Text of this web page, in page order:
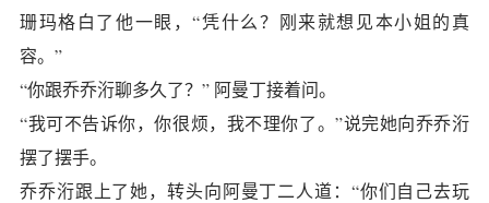
珊玛格白了他一眼，“凭什么？刚来就想见本小姐的真
容。”
“你跟乔乔洐聊多久了？” 阿曼丁接着问。
“我可不告诉你，你很烦，我不理你了。”说完她向乔乔洐
摆了摆手。
乔乔洐跟上了她，转头向阿曼丁二人道：“你们自己去玩